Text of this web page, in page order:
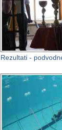
Rezultati -